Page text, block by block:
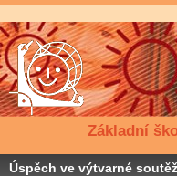
Základní
Úspěch ve výtvarné